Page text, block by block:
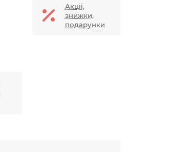
Акції,
знижки,
подарунки